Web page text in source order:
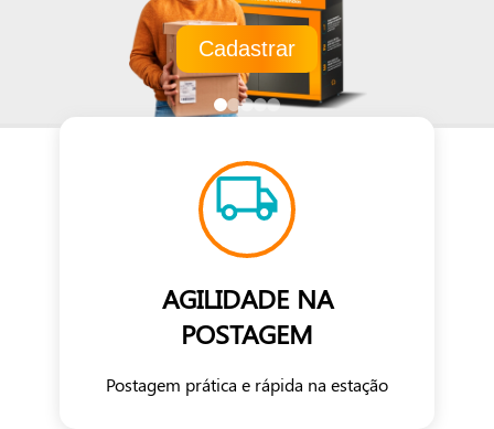
Cadastrar
AGILIDADE NA
POSTAGEM
Postagem prática e rápida na estação